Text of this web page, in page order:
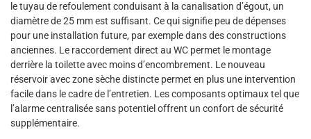
le tuyau de refoulement conduisant à la canalisation d’égout, un
diamètre de 25 mm est suffisant. Ce qui signifie peu de dépenses
pour une installation future, par exemple dans des constructions
anciennes. Le raccordement direct au WC permet le montage
derrière la toilette avec moins d’encombrement. Le nouveau
réservoir avec zone sèche distincte permet en plus une intervention
facile dans le cadre de l’entretien. Les composants optimaux tel que
l’alarme centralisée sans potentiel offrent un confort de sécurité
supplémentaire.